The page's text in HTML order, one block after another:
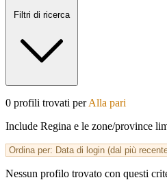
Filtri di ricerca
0 profili trovati perAlla pari
Include Regina e le zone/province
Nessun profilo trovato con questi